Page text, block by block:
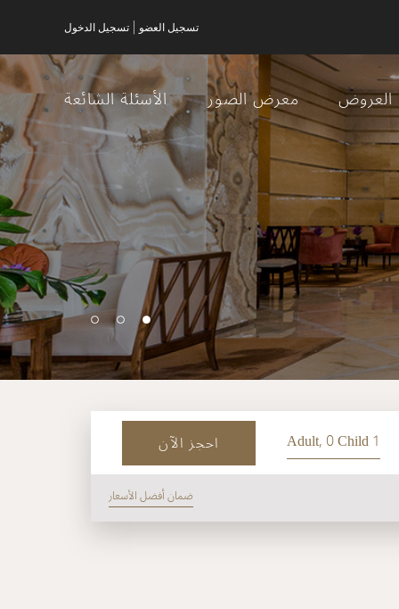
تسجيل العضو تسجيل الدخول
العروض معرض الصور الأسئلة الشائعة
1 Adult, 0 Child احجز الآن
ضمان أفضل الأسعار